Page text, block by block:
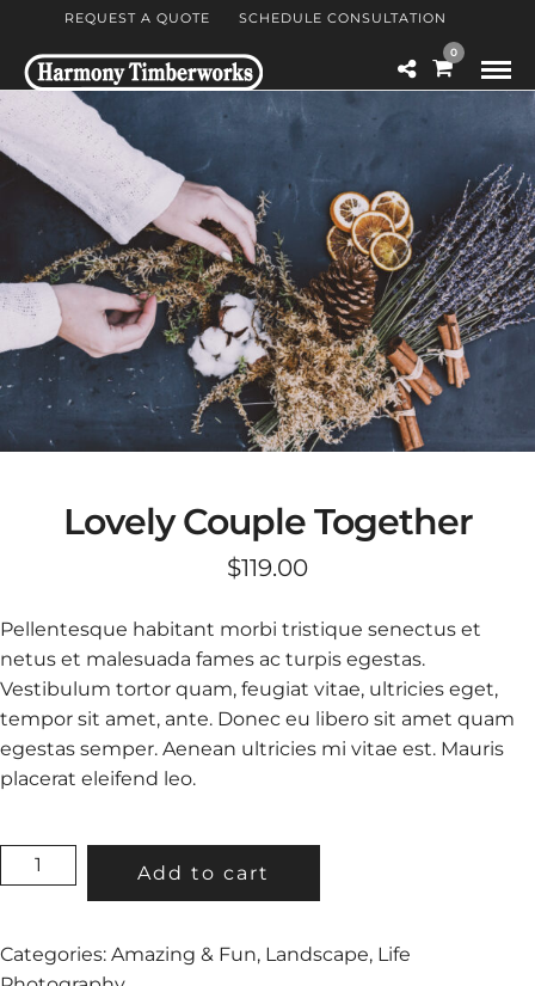
REQUEST A QUOTE SCHEDULE CONSULTATION
0
Lovely Couple Together
$119.00
Pellentesque habitant morbi tristique senectus et
netus et malesuada fames ac turpis egestas.
Vestibulum tortor quam, feugiat vitae, ultricies eget,
tempor sit amet, ante. Donec eu libero sit amet quam
egestas semper. Aenean ultricies mi vitae est. Mauris
placerat eleifend leo.
LOVELY
COUPLE
Add to cart
Categories: Amazing & Fun, Landscape, Life